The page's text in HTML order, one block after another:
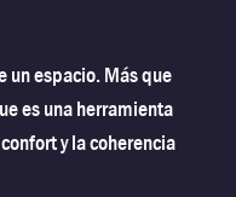
un espacio. Más que
es una herramienta
y la coherencia